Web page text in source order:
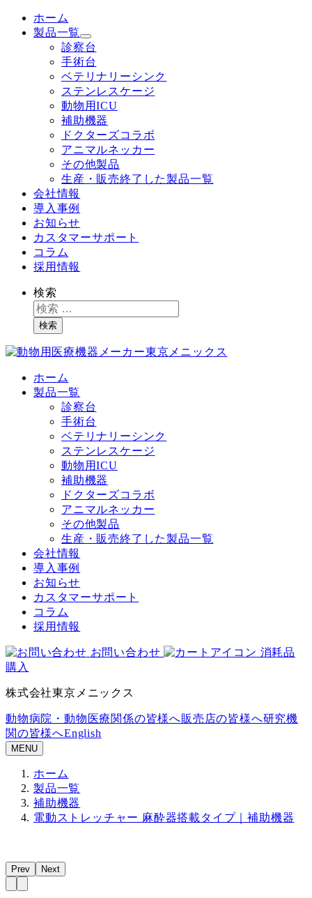
ホーム
製品一覧
診察台
手術台
ベテリナリーシンク
ステンレスケージ
動物用ICU
補助機器
ドクターズコラボ
アニマルネッカー
その他製品
生産・販売終了した製品一覧
会社情報
導入事例
お知らせ
カスタマーサポート
コラム
採用情報
検索
検索
ホーム
製品一覧
診察台
手術台
ベテリナリーシンク
ステンレスケージ
動物用ICU
補助機器
ドクターズコラボ
アニマルネッカー
その他製品
生産・販売終了した製品一覧
会社情報
導入事例
お知らせ
カスタマーサポート
コラム
採用情報
お問い合わせ
消耗品
購入
株式会社東京メニックス
動物病院・動物医療関係の皆様へ販売店の皆様へ研究機
関の皆様へEnglish
MENU
ホーム
製品一覧
補助機器
電動ストレッチャー 麻酔器搭載タイプ｜補助機器
Prev Next